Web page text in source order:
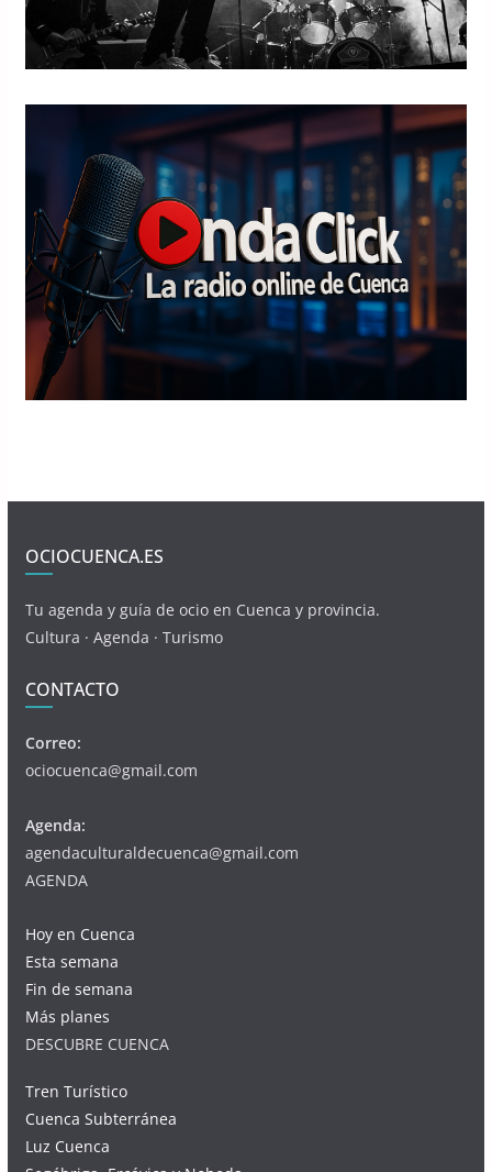
OCIOCUENCA.ES
Tu agenda y guía de ocio en Cuenca y provincia.
Cultura · Agenda · Turismo
CONTACTO
Correo:
ociocuenca@gmail.com
Agenda:
agendaculturaldecuenca@gmail.com
AGENDA
Hoy en Cuenca
Esta semana
Fin de semana
Más planes
DESCUBRE CUENCA
Tren Turístico
Cuenca Subterránea
Luz Cuenca